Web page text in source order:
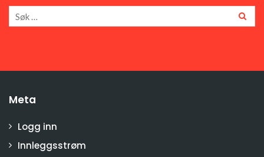
Meta
Logg inn
Innleggsstrøm